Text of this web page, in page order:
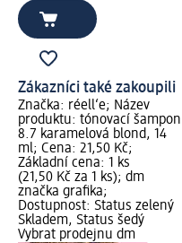
Zákazníci také zakoupili
Značka: réell‘e; Název
produktu: tónovací šampon
8.7 karamelová blond, 14
ml; Cena: 21,50 Kč;
Základní cena: 1 ks
(21,50 Kč za 1 ks); dm
značka grafika;
Dostupnost: Status zelený
Skladem, Status šedý
Vybrat prodejnu dm